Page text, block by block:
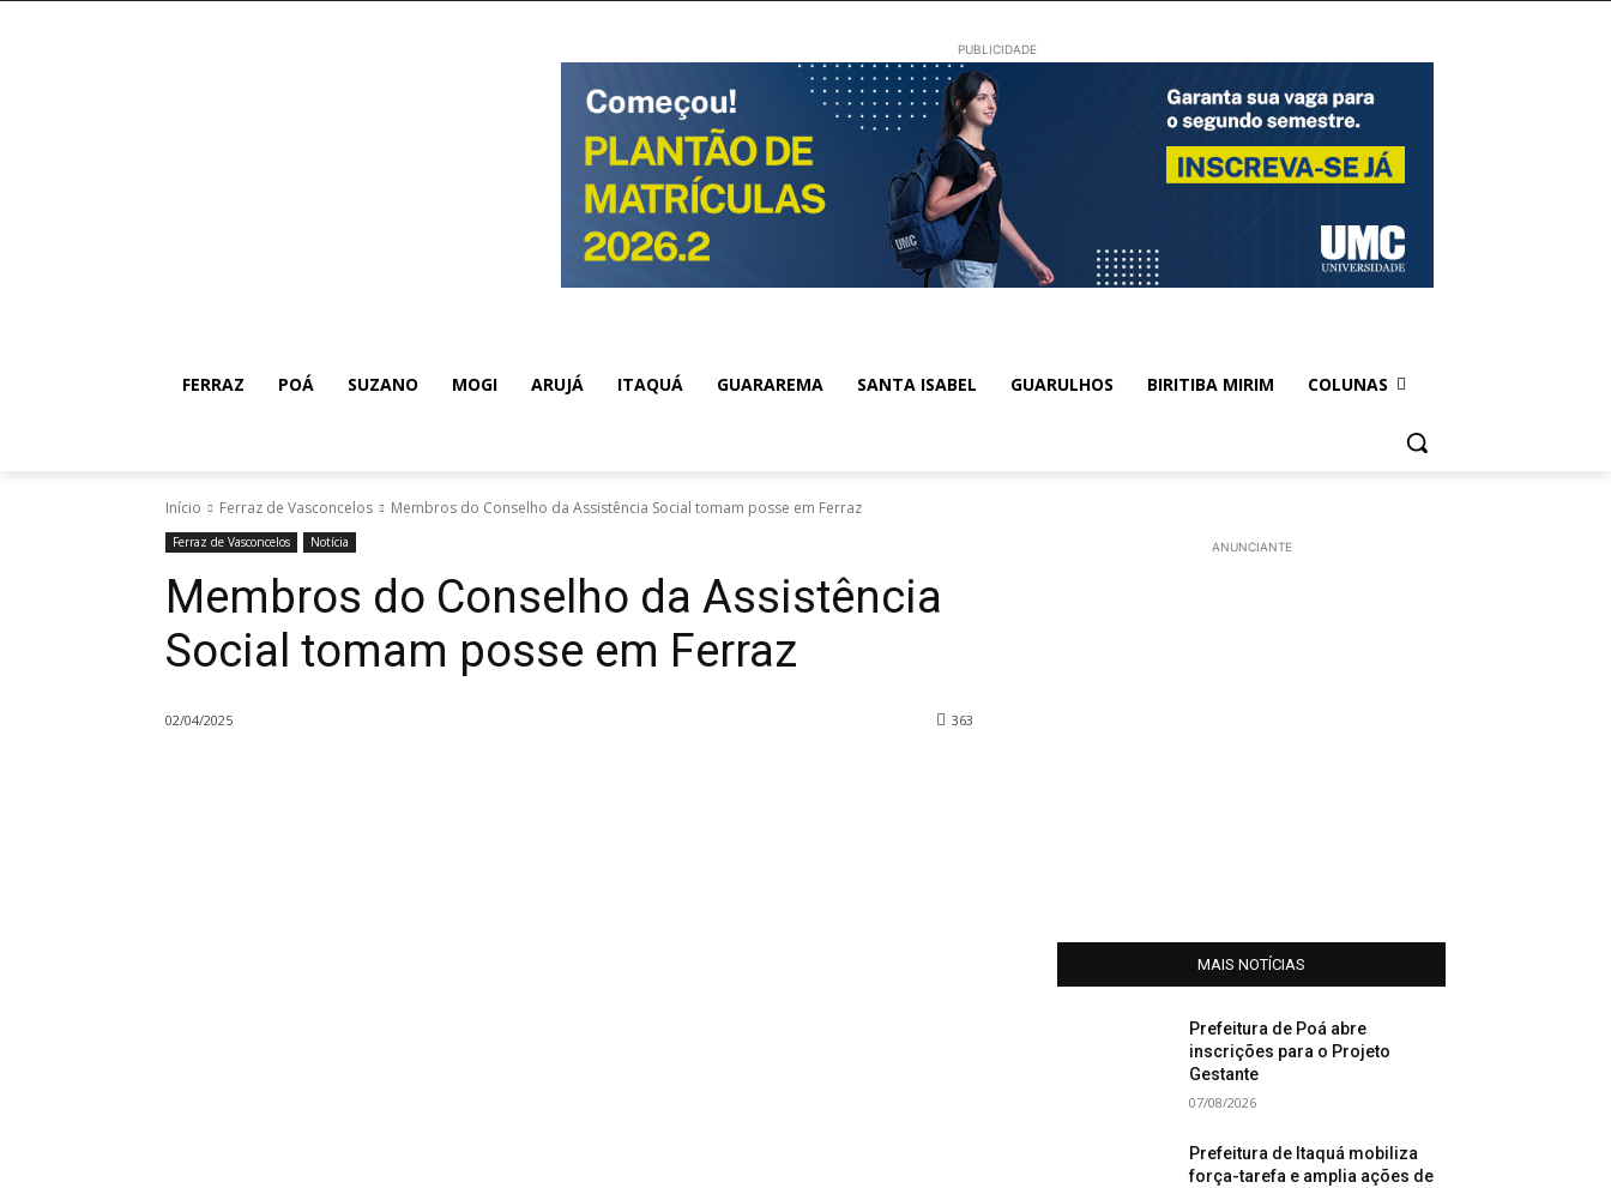
PUBLICIDADE
FERRAZ POÁ SUZANO MOGI ARUJÁ ITAQUÁ GUARAREMA SANTA ISABEL GUARULHOS BIRITIBA MIRIM COLUNAS
Início Ferraz de Vasconcelos Membros do Conselho da Assistência Social tomam posse em Ferraz
Ferraz de Vasconcelos Notícia
Membros do Conselho da Assistência
Social tomam posse em Ferraz
02/04/2025 363
ANUNCIANTE
MAIS NOTÍCIAS
Prefeitura de Poá abre
inscrições para o Projeto
Gestante
07/08/2026
Prefeitura de Itaquá mobiliza
força-tarefa e amplia ações de